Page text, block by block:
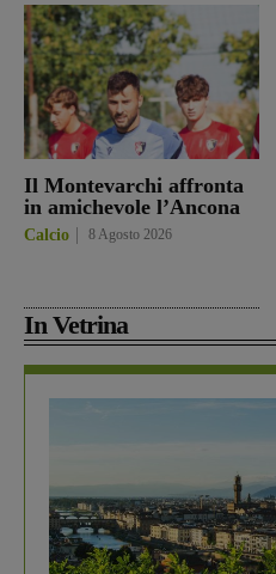
Il Montevarchi affronta
in amichevole l’Ancona
Calcio 8 Agosto 2026
In Vetrina